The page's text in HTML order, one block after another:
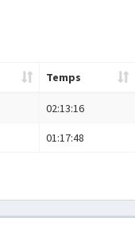
Temps
02:13:16
01:17:48